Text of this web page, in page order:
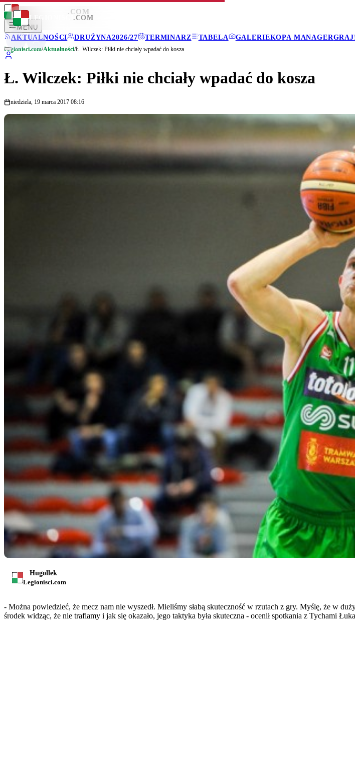
LEGIONISCI .COM
MENU
AKTUALNOŚCI
DRUŻYNA2026/27 TERMINARZ TABELA GALERIEKOPA MANAGER
LEGIONISCI .COM
Legionisci.com/Aktualności/Ł. Wilczek: Piłki nie chciały wpadać do kosza
Ł. Wilczek: Piłki nie chciały wpadać do kosza
niedziela, 19 marca 2017 08:16
Hugollek
Legionisci.com
- Można powiedzieć, że mecz nam nie wyszedł. Mieliśmy słabą skuteczność w rzutach z gry. Myślę, że w
środek widząc, że nie trafiamy i jak się okazało, jego taktyka była skuteczna - ocenił spotkania z Tychami